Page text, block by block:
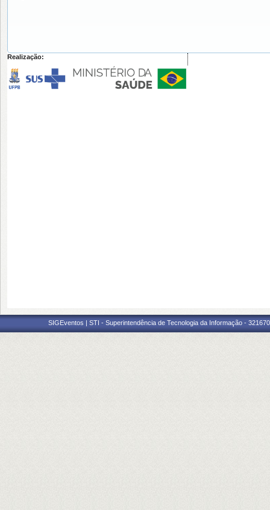
Realização:
SIGEventos | STI - Superintendência de Tecnologia da Informação -